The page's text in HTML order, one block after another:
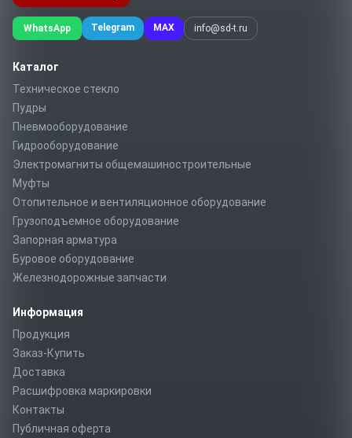
WhatsApp Telegram MAX info@sd-t.ru
Каталог
Техническое стекло
Пудры
Пневмооборудование
Гидрооборудование
Электромагниты общемашиностроительные
Муфты
Отопительное и вентиляционное оборудование
Грузоподъемное оборудование
Запорная арматура
Буровое оборудование
Железнодорожные запчасти
Информация
Продукция
Заказ-Купить
Доставка
Расшифровка маркировки
Контакты
Публичная оферта